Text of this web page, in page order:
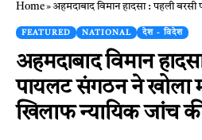
Home»अहमदाबाद विमान हादसा : पहली बरसी पर पायलट संगठन
FEATURED NATIONAL देश - विदेश
अहमदाबाद विमान
पायलट संगठन ने खोला
खिलाफ न्यायिक जांच